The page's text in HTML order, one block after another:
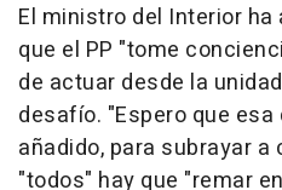
El ministro del Interior
que el PP "tome
de actuar desde la
desafío. "Espero que
añadido, para subrayar
"todos" hay que "remar